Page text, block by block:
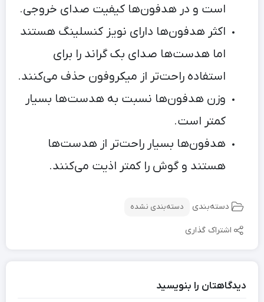
است و در هدفون‌ها کیفیت صدای خروجی.
اکثر هدفون‌ها دارای نویز کنسلینگ هستند
اما هدست‌ها صدای بک گراند را برای
استفاده راحت‌تر از میکروفون حذف می‌کنند.
وزن هدفون‌ها نسبت به هدست‌ها بسیار
کمتر است.
هدفون‌ها بسیار راحت‌تر از هدست‌ها
هستند و گوش را کمتر اذیت می‌کنند.
دسته‌بندی دسته‌بندی نشده
اشتراک گذاری
دیدگاهتان را بنویسید